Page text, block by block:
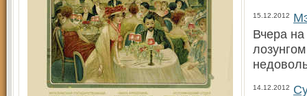
15.12.2012
Вчера
14.12.2012